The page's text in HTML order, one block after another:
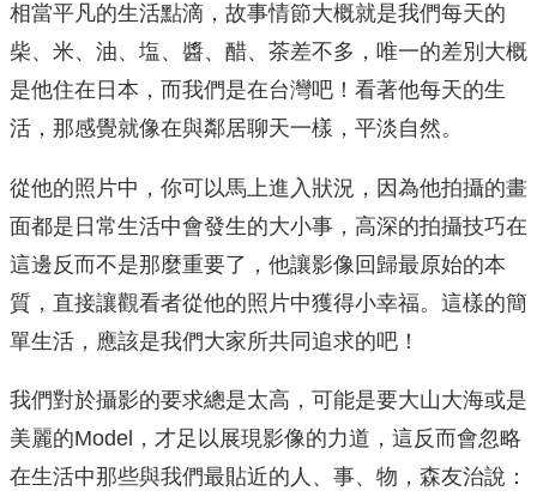
相當平凡的生活點滴，故事情節大概就是我們每天的
柴、米、油、塩、醬、醋、茶差不多，唯一的差別大概
是他住在日本，而我們是在台灣吧！看著他每天的生
活，那感覺就像在與鄰居聊天一樣，平淡自然。
從他的照片中，你可以馬上進入狀況，因為他拍攝的畫
面都是日常生活中會發生的大小事，高深的拍攝技巧在
這邊反而不是那麼重要了，他讓影像回歸最原始的本
質，直接讓觀看者從他的照片中獲得小幸福。這樣的簡
單生活，應該是我們大家所共同追求的吧！
我們對於攝影的要求總是太高，可能是要大山大海或是
美麗的Model，才足以展現影像的力道，這反而會忽略
在生活中那些與我們最貼近的人、事、物，森友治說：